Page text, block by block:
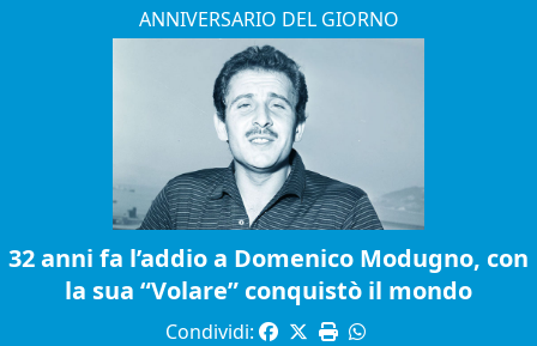
ANNIVERSARIO DEL GIORNO
32 anni fa l’addio a Domenico Modugno, con
la sua “Volare” conquistò il mondo
Condividi: